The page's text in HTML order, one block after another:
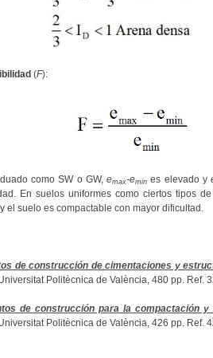
(F):
como SW o GW,emax-emin es elevado y
En suelos uniformes como ciertos tipos
el suelo es compactable con mayor dificultad.
de construcción de cimentaciones y
Politècnica de València, 480 pp. Ref.
de construcción para la compactación y
Politècnica de València, 426 pp. Ref.